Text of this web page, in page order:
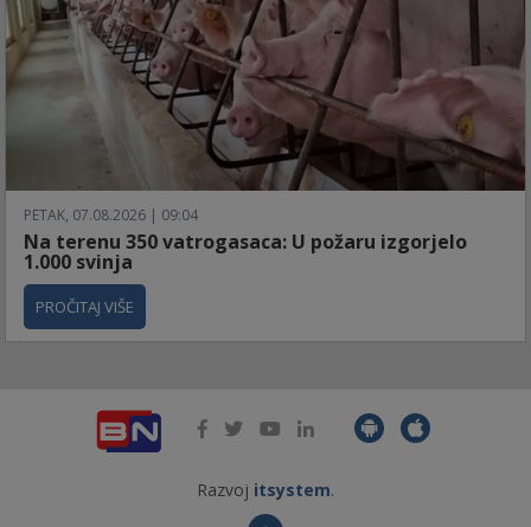
PETAK, 07.08.2026 | 09:04
Na terenu 350 vatrogasaca: U požaru izgorjelo
1.000 svinja
PROČITAJ VIŠE
Razvoj itsystem.